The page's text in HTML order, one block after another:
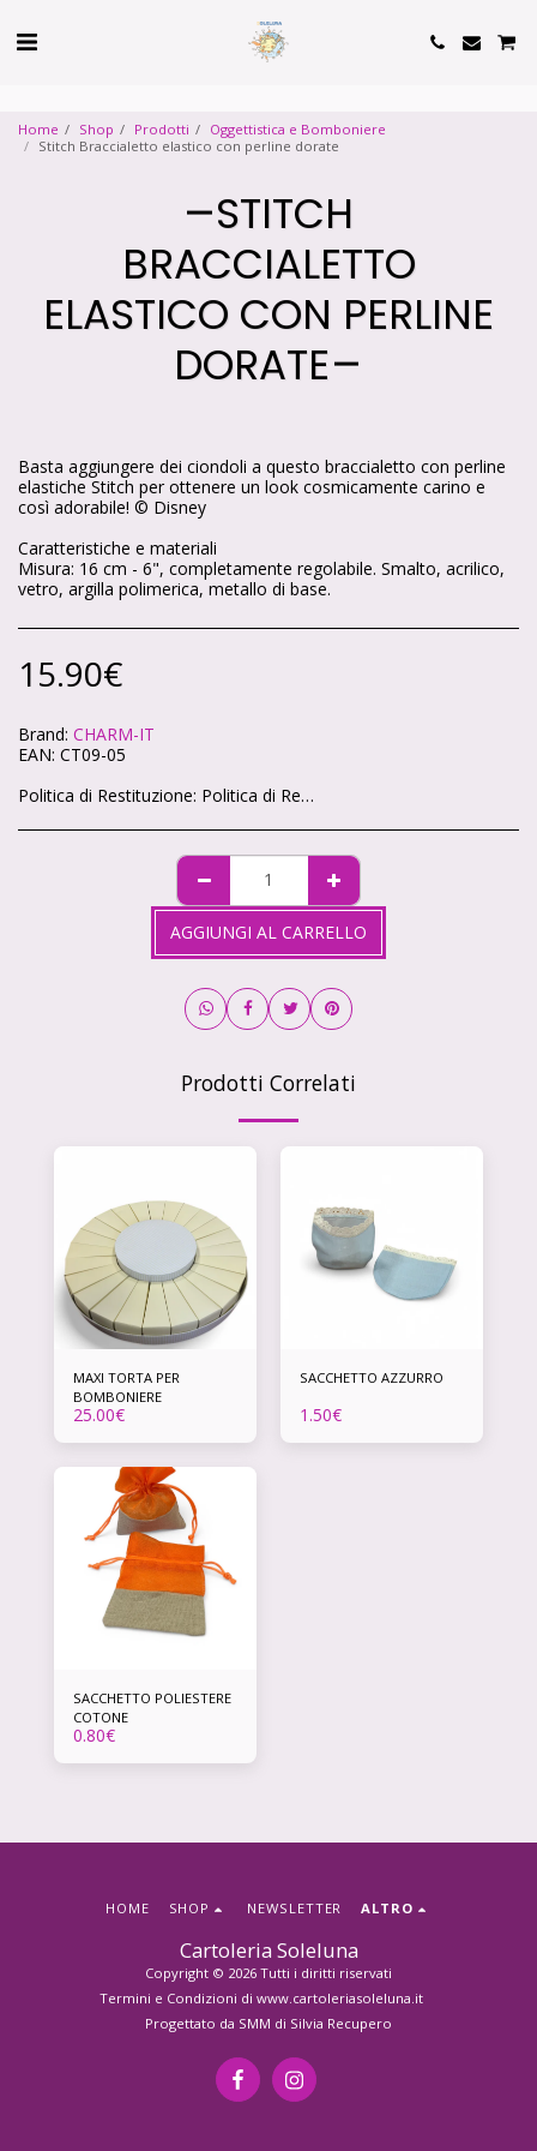
Home Shop Prodotti
Oggettistica e Bomboniere
Stitch Braccialetto elastico con perline dorate
STITCH
BRACCIALETTO
ELASTICO CON PERLINE
DORATE
Basta aggiungere dei ciondoli a questo braccialetto con perline
elastiche Stitch per ottenere un look cosmicamente carino e
così adorabile! © Disney
Caratteristiche e materiali
Misura: 16 cm - 6", completamente regolabile. Smalto, acrilico,
vetro, argilla polimerica, metallo di base.
15.90€
Brand: CHARM-IT
EAN: CT09-05
Politica di Restituzione: Politica di Reso – Cartoleria Soleluna 🌞🌙 Ci teniamo che ogni acquisto sul nostro shop ti renda felice. Se qualcosa non va, niente panico: hai sempre la possibilità di restituire i tuoi articoli in modo semplice e veloce. 🕒 Quanto tempo hai? Hai 14 giorni di tempo da quando ricevi il pacco per chiedere il reso, come previsto dalla legge. 📦 Condizioni degli articoli Gli articoli devono tornare da noi intatti, non utilizzati e nella loro confezione originale. Non possiamo accettare resi di prodotti personalizzati o già aperti (per motivi igienici). ✉️ Come fare richiesta Scrivici a info@cartoleriasoleluna.it con il numero d’ordine e l’articolo che vuoi restituire. Ti invieremo tutte le istruzioni via mail. Spedisci il pacco all’indirizzo che ti forniremo. 🚚 Spese di spedizione Se hai cambiato idea, le spese di reso sono a carico tuo. Se invece ti è arrivato un prodotto sbagliato o difettoso, ce ne occuperemo noi senza costi extra. 💳 Rimborso Appena riceviamo e controlliamo gli articoli, ti rimborseremo entro 14 giorni sullo stesso metodo di pagamento che hai usato per l’acquisto.
AGGIUNGI AL CARRELLO
Prodotti Correlati
MAXI TORTA PER
BOMBONIERE
25.00€
SACCHETTO AZZURRO
1.50€
SACCHETTO POLIESTERE
COTONE
0.80€
Cartoleria Soleluna
Copyright © 2026 Tutti i diritti riservati
Termini e Condizioni di www.cartoleriasoleluna.it
Progettato da SMM di Silvia Recupero
HOME SHOP NEWSLETTER ALTRO